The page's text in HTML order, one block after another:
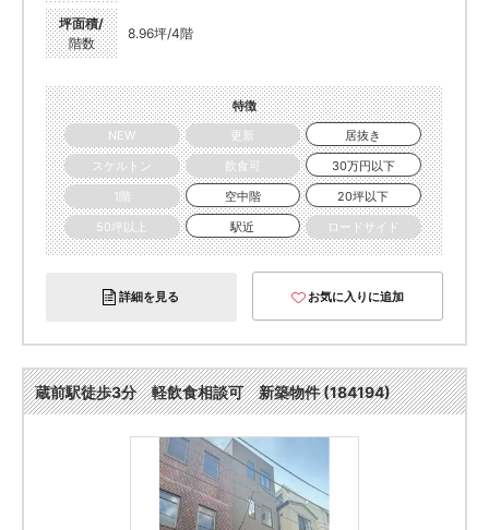
坪面積/
階数
8.96坪/4階
特徴
NEW
更新
居抜き
スケルトン
飲食可
30万円以下
1階
空中階
20坪以下
50坪以上
駅近 ロードサイド
詳細を見る お気に入りに追加
蔵前駅徒歩3分 軽飲食相談可 新築物件 (184194)